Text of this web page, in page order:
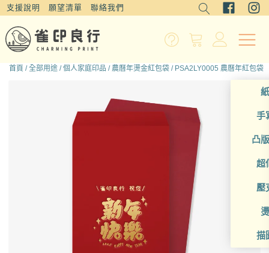
支援說明 願望清單 聯絡我們
手
凸
超
壓
描
首頁 /全部用途 /個人家庭印品 / 農曆年燙金紅包袋 / PSA2LY0005 農曆年紅包袋